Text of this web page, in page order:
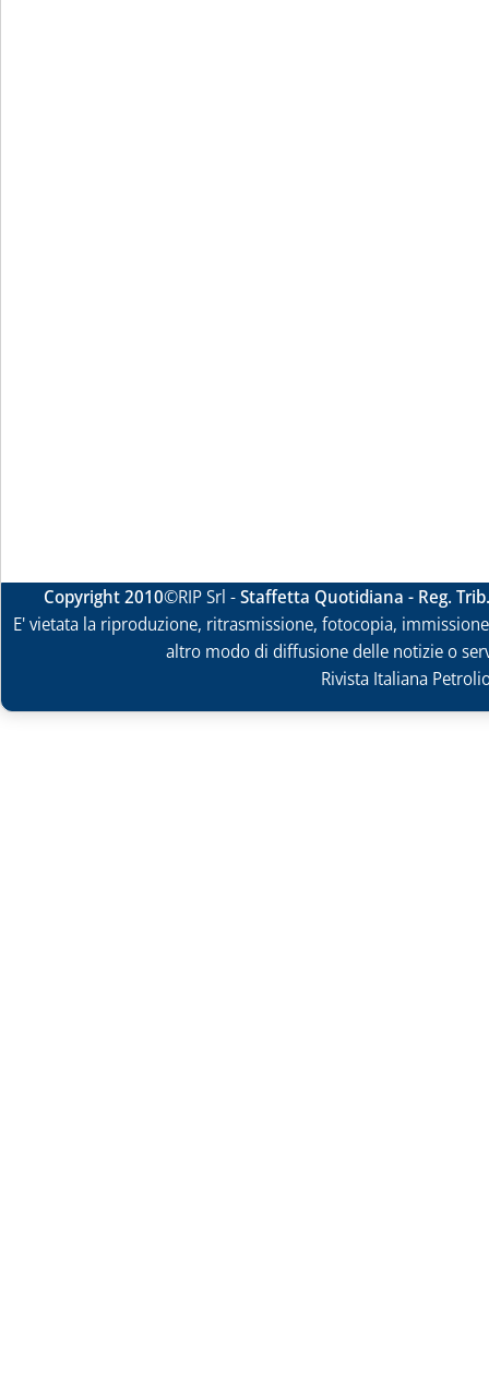
Copyright 2010©RIP Srl -Staffetta Quotidiana - Reg.
E' vietata la riproduzione, ritrasmissione, fotocopia,
altro modo di diffusione delle notizie o
Rivista Italiana